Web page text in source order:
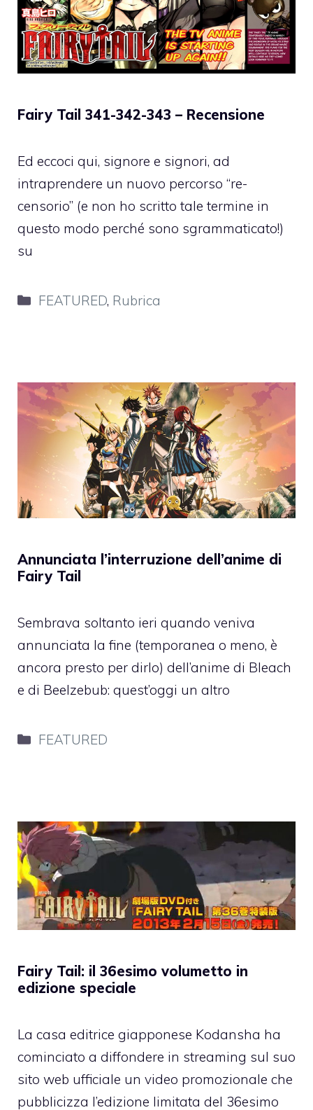
Fairy Tail 341-342-343 – Recensione
Ed eccoci qui, signore e signori, ad
intraprendere un nuovo percorso “re-
censorio” (e non ho scritto tale termine in
questo modo perché sono sgrammaticato!)
su
Categorie
FEATURED, Rubrica
Annunciata l’interruzione dell’anime di
Fairy Tail
Sembrava soltanto ieri quando veniva
annunciata la fine (temporanea o meno, è
ancora presto per dirlo) dell’anime di Bleach
e di Beelzebub: quest’oggi un altro
Categorie
FEATURED
Fairy Tail: il 36esimo volumetto in
edizione speciale
La casa editrice giapponese Kodansha ha
cominciato a diffondere in streaming sul suo
sito web ufficiale un video promozionale che
pubblicizza l’edizione limitata del 36esimo